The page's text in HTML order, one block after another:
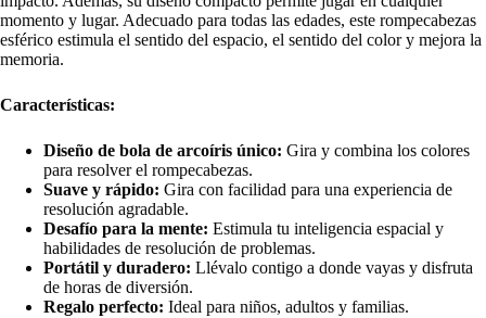
momento y lugar. Adecuado para todas las edades, este rompecabezas
esférico estimula el sentido del espacio, el sentido del color y mejora la
memoria.
Características:
Diseño de bola de arcoíris único: Gira y combina los colores
para resolver el rompecabezas.
Suave y rápido: Gira con facilidad para una experiencia de
resolución agradable.
Desafío para la mente: Estimula tu inteligencia espacial y
habilidades de resolución de problemas.
Portátil y duradero: Llévalo contigo a donde vayas y disfruta
de horas de diversión.
Regalo perfecto: Ideal para niños, adultos y familias.